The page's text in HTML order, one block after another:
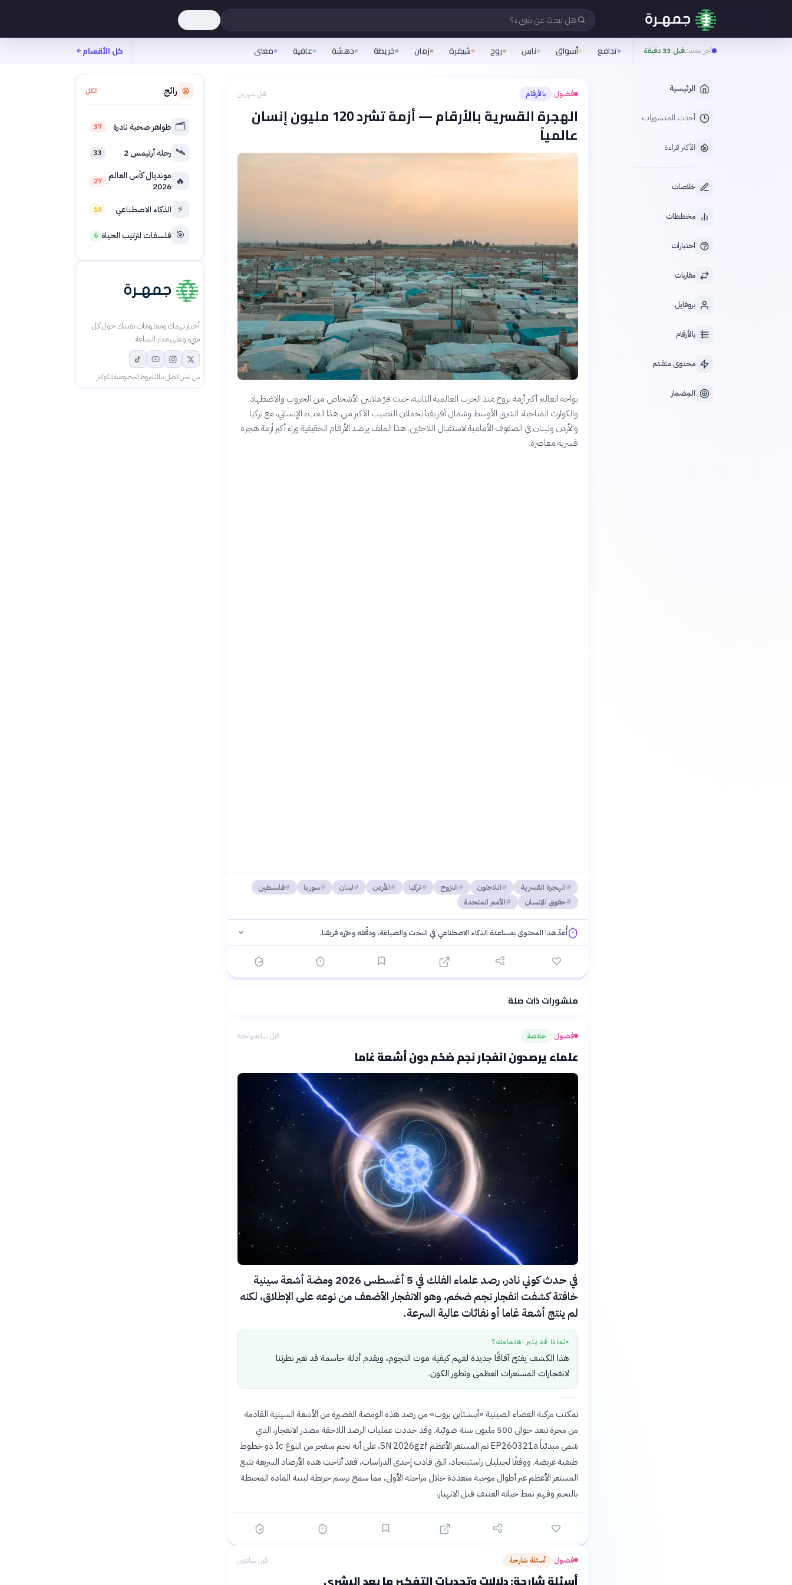
هل تبحث عن شيء؟
آخر تحديثقبل 33 دقيقة تدافع أسواق ناس روح شيفرة زمان خريطة دهشة عافية معنى كل الأقسام
الرئيسية
أحدث المنشورات
الأكثر قراءة
خلاصات
مخططات
اختبارات
مقارنات
بروفايل
بالأرقام
محتوى متقدم
المِضمار
فضول› بالأرقام قبل شهرين
الهجرة القسرية بالأرقام — أزمة تشرد 120 مليون إنسان
عالمياً
يواجه العالم أكبر أزمة نزوح منذ الحرب العالمية الثانية، حيث فرّ ملايين الأشخاص من الحروب والاضطهاد
والكوارث المناخية. الشرق الأوسط وشمال أفريقيا يحملان النصيب الأكبر من هذا العبء الإنساني، مع تركيا
والأردن ولبنان في الصفوف الأمامية لاستقبال اللاجئين. هذا الملف يرصد الأرقام الحقيقية وراء أكبر أزمة هجرة
قسرية معاصرة.
الهجرة القسرية اللاجئون النزوح تركيا الأردن لبنان سوريا
فلسطين
حقوق الإنسان
الأمم المتحدة
أُعدّ هذا المحتوى بمساعدة الذكاء الاصطناعي في البحث والصياغة، ودقّقه وحرّره فريقنا.
منشورات ذات صلة
فضول› خلاصة قبل ساعة واحدة
علماء يرصدون انفجار نجم ضخم دون أشعة غاما
في حدث كوني نادر، رصد علماء الفلك في 5 أغسطس 2026 ومضة أشعة سينية
خافتة كشفت انفجار نجم ضخم، وهو الانفجار الأضعف من نوعه على الإطلاق، لكنه
لم ينتج أشعة غاما أو نفاثات عالية السرعة.
● لماذا قد يثير اهتمامك؟
هذا الكشف يفتح آفاقًا جديدة لفهم كيفية موت النجوم، ويقدم أدلة حاسمة قد تغير نظرتنا
لانفجارات المستعرات العظمى وتطور الكون.
تمكنت مركبة الفضاء الصينية «أينشتاين بروب» من رصد هذه الومضة القصيرة من الأشعة السينية القادمة
من مجرة تبعد حوالي 500 مليون سنة ضوئية. وقد حددت عمليات الرصد اللاحقة مصدر الانفجار، الذي
سُمي مبدئياً EP260321a ثم المستعر الأعظم SN 2026gzf، على أنه نجم منفجر من النوع Ic ذو خطوط
طيفية عريضة. ووفقًا لجيليان راستينجاد، التي قادت إحدى الدراسات، فقد أتاحت هذه الأرصاد السريعة تتبع
المستعر الأعظم عبر أطوال موجية متعددة خلال مراحله الأولى، مما سمح برسم خريطة لبنية المادة المحيطة
بالنجم وفهم نمط حياته العنيف قبل الانهيار.
فضول› أسئلة شارحة قبل ساعتين
أسئلة شارحة: دلالات وتحديات التفكير ما بعد البشري
رائج الكل
🗂️ ظواهر صحية نادرة 37
🛰️ رحلة أرتيمس 2 33
🔥 مونديال كأس العالم
2026
27
⚡ الذكاء الاصطناعي 18
🎯 فلسفات لترتيب الحياة 6
أخبار تهمك ومعلومات تفيدك حول كل
شيء وعلى مدار الساعة
من نحناتصل بناالشروطالخصوصيةالكوكيز